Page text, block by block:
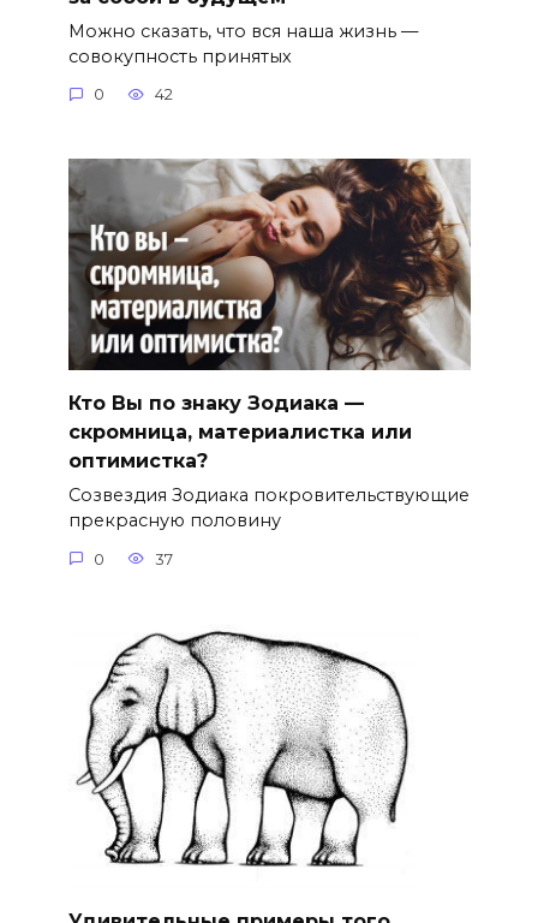
Можно сказать, что вся наша жизнь —
совокупность принятых
0 42
Кто Вы по знаку Зодиака —
скромница, материалистка или
оптимистка?
Созвездия Зодиака покровительствующие
прекрасную половину
0 37